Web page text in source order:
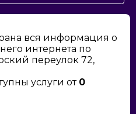
вся информация о
интернета по
переулок 72,
услуги от 0